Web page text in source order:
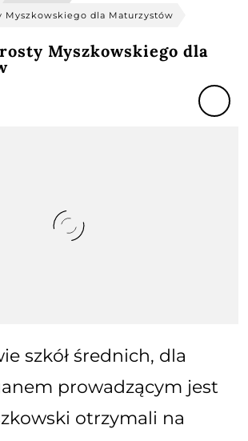
Myszkowskiego dla Maturzystów
Myszkowskiego dla
szkół średnich, dla
prowadzącym jest
otrzymali na